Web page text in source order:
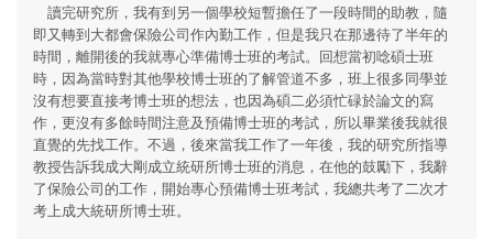
讀完研究所，我有到另一個學校短暫擔任了一段時間的助教，隨
即又轉到大都會保險公司作內勤工作，但是我只在那邊待了半年的
時間，離開後的我就專心準備博士班的考試。回想當初唸碩士班
時，因為當時對其他學校博士班的了解管道不多，班上很多同學並
沒有想要直接考博士班的想法，也因為碩二必須忙碌於論文的寫
作，更沒有多餘時間注意及預備博士班的考試，所以畢業後我就很
直覺的先找工作。不過，後來當我工作了一年後，我的研究所指導
教授告訴我成大剛成立統研所博士班的消息，在他的鼓勵下，我辭
了保險公司的工作，開始專心預備博士班考試，我總共考了二次才
考上成大統研所博士班。